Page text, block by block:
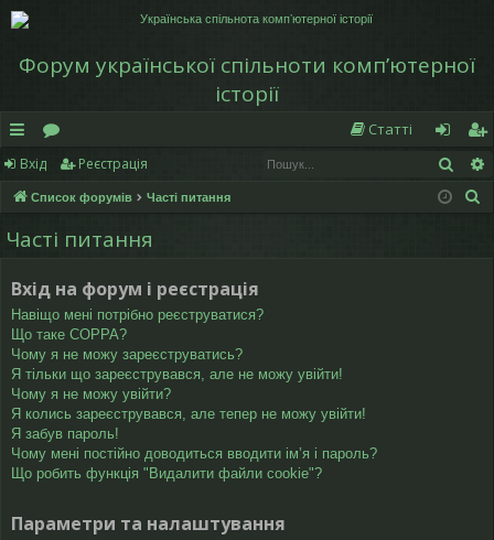
Форум української спільноти компʼютерної
історії
в
и
дк
й
д
ос
ту
п
о
ру
м
Статті
хі
д
еє
ст
Вхід Реєстрація
Список форумів Часті питання
Часті питання
Вхід на форум і реєстрація
Навіщо мені потрібно реєструватися?
Що таке COPPA?
Чому я не можу зареєструватись?
Я тільки що зареєструвався, але не можу увійти!
Чому я не можу увійти?
Я колись зареєструвався, але тепер не можу увійти!
Я забув пароль!
Чому мені постійно доводиться вводити ім’я і пароль?
Що робить функція "Видалити файли cookie"?
Параметри та налаштування